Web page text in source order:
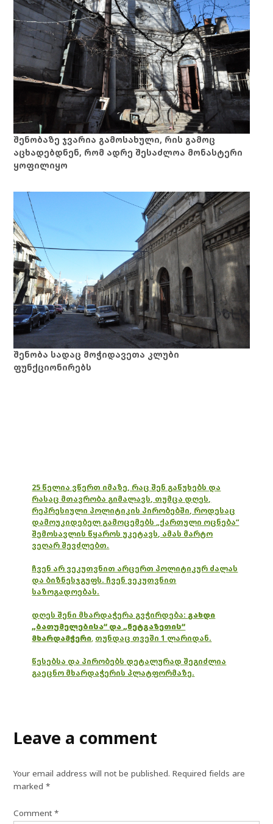
შენობაზე ჯვარია გამოსახული, რის გამოც
აცხადებდნენ, რომ ადრე შესაძლოა მონასტერი
ყოფილიყო
შენობა სადაც მოჭიდავეთა კლუბი
ფუნქციონირებს
25 წელია ვწერთ იმაზე, რაც შენ გაწუხებს და
რასაც მთავრობა გიმალავს, თუმცა დღეს,
რეპრესიული პოლიტიკის პირობებში, როდესაც
დამოუკიდებელ გამოცემებს „ქართული ოცნება“
შემოსავლის წყაროს უკეტავს, ამას მარტო
ვეღარ შევძლებთ.
ჩვენ არ ვეკუთვნით არცერთ პოლიტიკურ ძალას
და ბიზნესჯგუფს. ჩვენ ვეკუთვნით
საზოგადოებას.
დღეს შენი მხარდაჭერა გვჭირდება: გახდი
„ბათუმელებისა“ და „ნეტგაზეთის“
მხარდამჭერი, თუნდაც თვეში 1 ლარიდან.
წესებსა და პირობებს დეტალურად შეგიძლია
გაეცნო მხარდაჭერის პლატფორმაზე.
Leave a comment
Your email address will not be published. Required fields are
marked*
Comment*